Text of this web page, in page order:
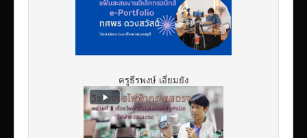
ครูธีรพงษ์ เอี่ยมยัง